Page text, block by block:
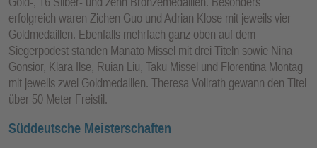
erfolgreich waren Zichen Guo und Adrian Klose mit jeweils vier
Goldmedaillen. Ebenfalls mehrfach ganz oben auf dem
Siegerpodest standen Manato Missel mit drei Titeln sowie Nina
Gonsior, Klara Ilse, Ruian Liu, Taku Missel und Florentina Montag
mit jeweils zwei Goldmedaillen. Theresa Vollrath gewann den Titel
über 50 Meter Freistil.
Süddeutsche Meisterschaften